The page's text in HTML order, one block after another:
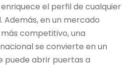
el perfil de cualquier
Además, en un mercado
competitivo, una
se convierte en un
puede abrir puertas a